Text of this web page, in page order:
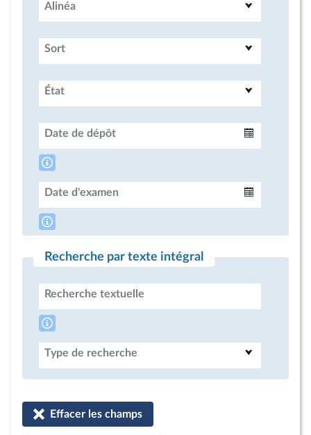
Alinéa
Sort
État
Date de dépôt
Date d'examen
Recherche par texte intégral
Recherche textuelle
Type de recherche
Effacer les champs